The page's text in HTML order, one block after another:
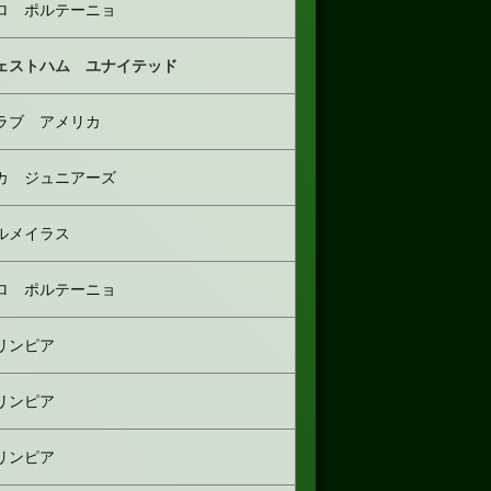
ポルテーニョ
ストハム ユナイテッド
ブ アメリカ
ジュニアーズ
メイラス
ポルテーニョ
ンピア
ンピア
ンピア